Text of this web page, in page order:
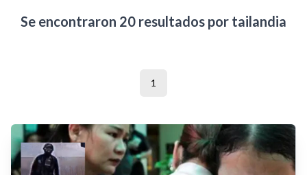
Se encontraron 20 resultados por tailandia
1